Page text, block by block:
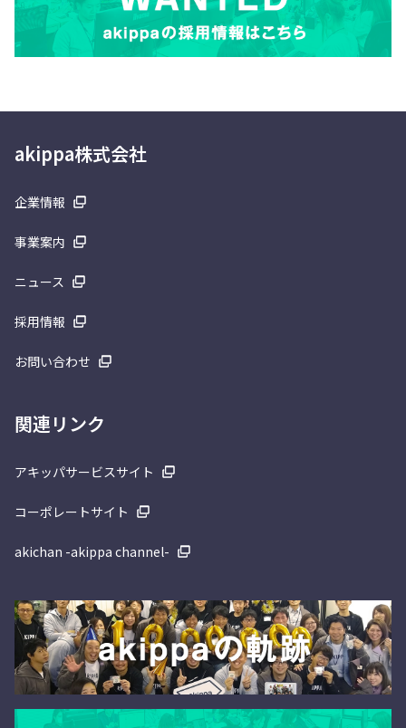
akippa株式会社
企業情報
事業案内
ニュース
採用情報
お問い合わせ
関連リンク
アキッパサービスサイト
コーポレートサイト
akichan -akippa channel-